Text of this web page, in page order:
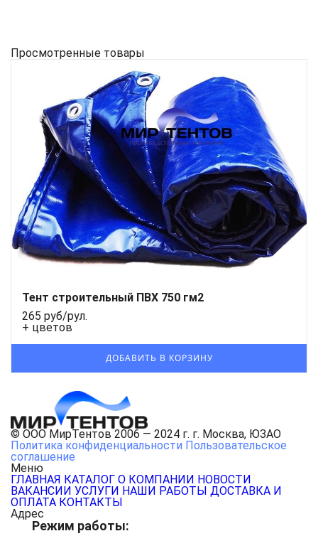
Просмотренные товары
Тент строительный ПВХ 750 гм2
265 руб/рул.
+ цветов
© ООО МирТентов 2006 — 2024 г. г. Москва, ЮЗАО
Политика конфиденциальности Пользовательское
соглашение
Меню
ГЛАВНАЯ КАТАЛОГ О КОМПАНИИ НОВОСТИ
ВАКАНСИИ УСЛУГИ НАШИ РАБОТЫ ДОСТАВКА И
ОПЛАТА КОНТАКТЫ
Адрес
Режим работы: